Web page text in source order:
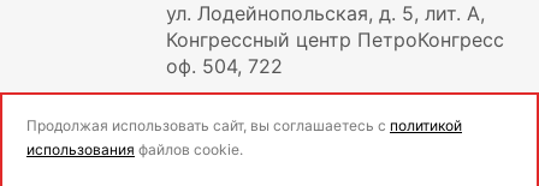
ул. Лодейнопольская, д. 5, лит. А,
Конгрессный центр ПетроКонгресс
оф. 504, 722
Продолжая использовать сайт, вы соглашаетесь с политикой
использования файлов cookie.